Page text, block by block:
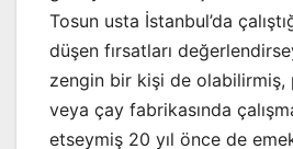
Tosun usta İstanbul’da
düşen fırsatları
zengin bir kişi de olabilirmiş,
veya çay fabrikasında
etseymiş 20 yıl önce de